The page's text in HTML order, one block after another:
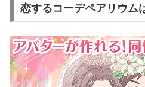
恋するコーデペアリウム